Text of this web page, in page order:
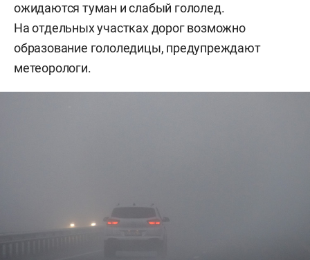
ожидаются туман и слабый гололед.
На отдельных участках дорог возможно
образование гололедицы, предупреждают
метеорологи.